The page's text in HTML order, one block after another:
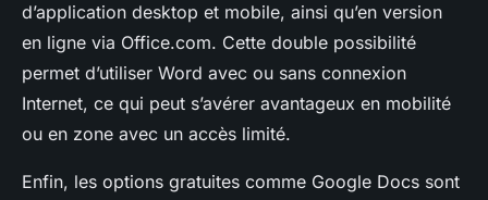
d’application desktop et mobile, ainsi qu’en version
en ligne via Office.com. Cette double possibilité
permet d’utiliser Word avec ou sans connexion
Internet, ce qui peut s’avérer avantageux en mobilité
ou en zone avec un accès limité.
Enfin, les options gratuites comme Google Docs sont